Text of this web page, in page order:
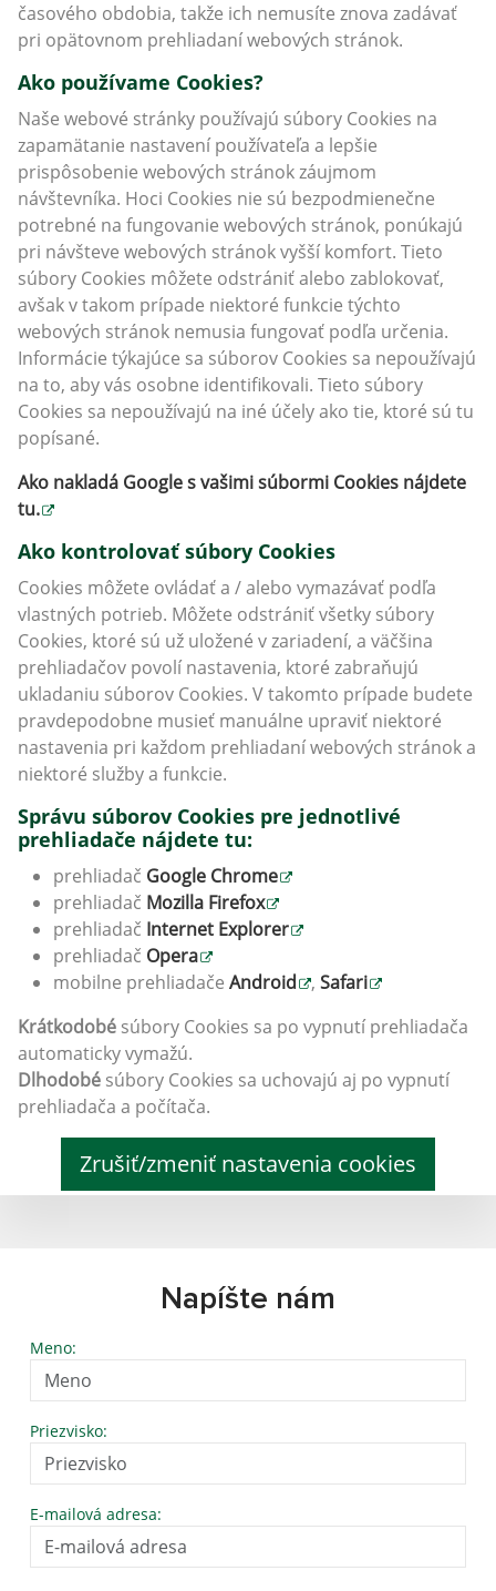
časového obdobia, takže ich nemusíte znova zadávať
pri opätovnom prehliadaní webových stránok.
Ako používame Cookies?
Naše webové stránky používajú súbory Cookies na
zapamätanie nastavení používateľa a lepšie
prispôsobenie webových stránok záujmom
návštevníka. Hoci Cookies nie sú bezpodmienečne
potrebné na fungovanie webových stránok, ponúkajú
pri návšteve webových stránok vyšší komfort. Tieto
súbory Cookies môžete odstrániť alebo zablokovať,
avšak v takom prípade niektoré funkcie týchto
webových stránok nemusia fungovať podľa určenia.
Informácie týkajúce sa súborov Cookies sa nepoužívajú
na to, aby vás osobne identifikovali. Tieto súbory
Cookies sa nepoužívajú na iné účely ako tie, ktoré sú tu
popísané.
Ako nakladá Google s vašimi súbormi Cookies nájdete
tu.
Ako kontrolovať súbory Cookies
Cookies môžete ovládať a / alebo vymazávať podľa
vlastných potrieb. Môžete odstrániť všetky súbory
Cookies, ktoré sú už uložené v zariadení, a väčšina
prehliadačov povolí nastavenia, ktoré zabraňujú
ukladaniu súborov Cookies. V takomto prípade budete
pravdepodobne musieť manuálne upraviť niektoré
nastavenia pri každom prehliadaní webových stránok a
niektoré služby a funkcie.
Správu súborov Cookies pre jednotlivé
prehliadače nájdete tu:
prehliadač Google Chrome
prehliadač Mozilla Firefox
prehliadač Internet Explorer
prehliadač Opera
mobilne prehliadače Android , Safari
Krátkodobé súbory Cookies sa po vypnutí prehliadača
automaticky vymažú.
Dlhodobé súbory Cookies sa uchovajú aj po vypnutí
prehliadača a počítača.
Zrušiť/zmeniť nastavenia cookies
Napíšte nám
Meno:
Priezvisko:
E-mailová adresa: